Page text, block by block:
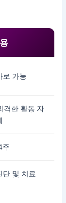
로 가능
격한 활동 자
주
단 및 치료